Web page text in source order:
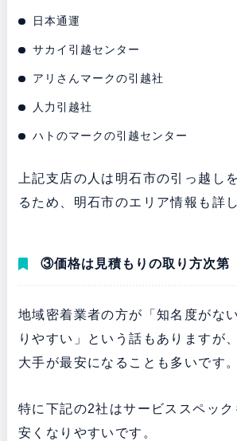
日本通運
サカイ引越センター
アリさんマークの引越社
人力引越社
ハトのマークの引越センター
上記支店の人は明石市の引っ越し
るため、明石市のエリア情報も詳
③価格は見積もりの取り方次第
地域密着業者の方が「知名度がな
りやすい」という話もありますが
大手が最安になることも多いです。
特に下記の2社はサービススペック
安くなりやすいです。